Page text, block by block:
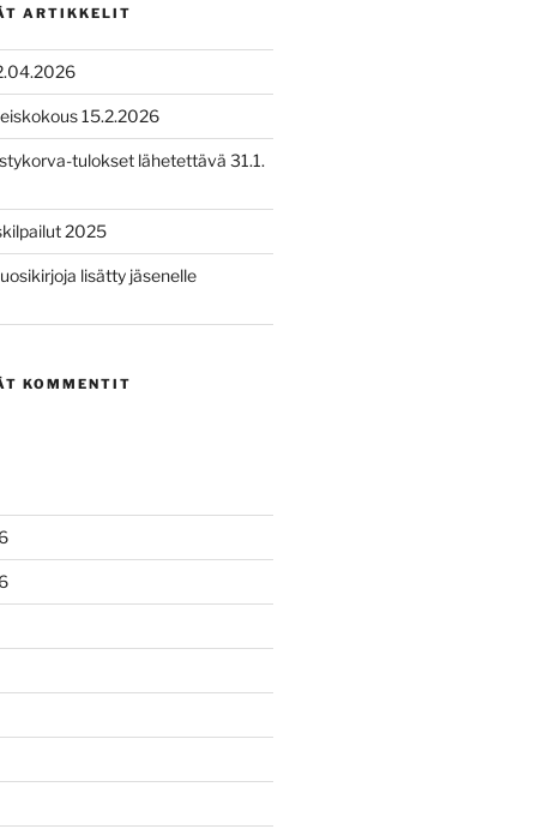
ARTIKKELIT
15.2.2026
tulokset lähetettävä 31.1.
2025
lisätty jäsenelle
KOMMENTIT